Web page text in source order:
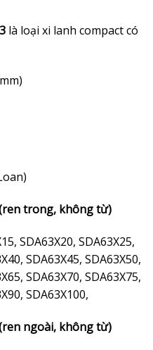
là loại xi lanh compact có
trong, không từ)
SDA63X20, SDA63X25,
SDA63X45, SDA63X50,
SDA63X70, SDA63X75,
SDA63X100,
ngoài, không từ)